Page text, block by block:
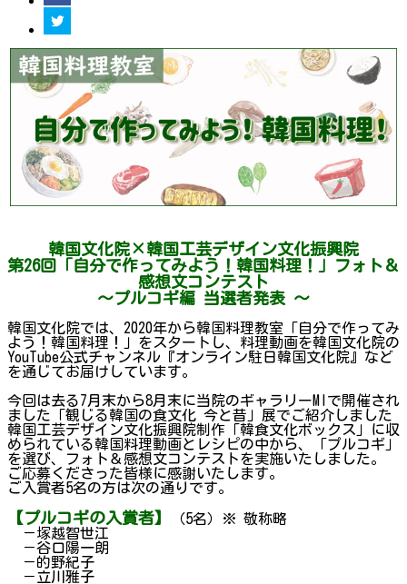
韓国文化院×韓国工芸デザイン文化振興院
第26回「自分で作ってみよう！韓国料理！」フォト＆
感想文コンテスト
～プルコギ編 当選者発表 ～
韓国文化院では、2020年から韓国料理教室「自分で作ってみ
よう！韓国料理！」をスタートし、料理動画を韓国文化院の
YouTube公式チャンネル『オンライン駐日韓国文化院』など
を通じてお届けしています。
今回は去る7月末から8月末に当院のギャラリーMIで開催され
ました「観じる韓国の食文化 今と昔」展でご紹介しました
韓国工芸デザイン文化振興院制作「韓食文化ボックス」に収
められている韓国料理動画とレシピの中から、「プルコギ」
を選び、フォト＆感想文コンテストを実施いたしました。
ご応募くださった皆様に感謝いたします。
ご入賞者5名の方は次の通りです。
【プルコギの入賞者】
（5名）※ 敬称略
－塚越智世江
－谷口陽一朗
－的野紀子
－立川雅子